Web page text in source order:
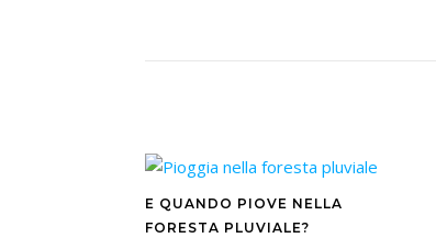
E QUANDO PIOVE NELLA
FORESTA PLUVIALE?